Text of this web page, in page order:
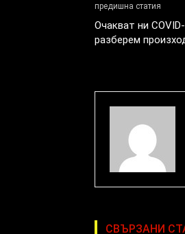
предишна статия
Очакват ни
разберем
СВЪРЗАНИ